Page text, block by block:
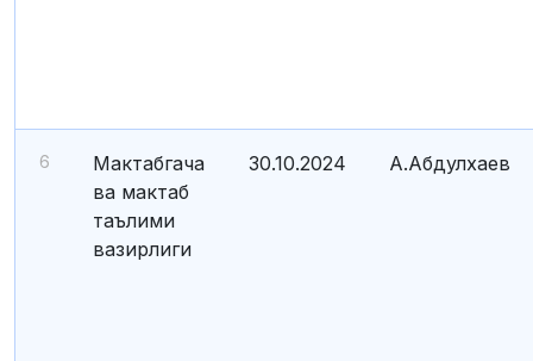
6
Мактабгача
ва мактаб
таълими
вазирлиги
30.10.2024 А.Абдулхаев